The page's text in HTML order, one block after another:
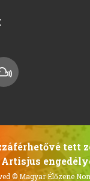
tett
© Magyar Élőzene